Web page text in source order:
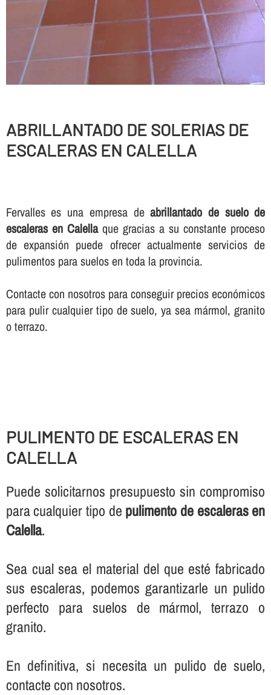
ABRILLANTADO DE SOLERIAS DE
ESCALERAS EN CALELLA
Fervalles es una empresa deabrillantado de suelo de
escaleras en Calellaque gracias a su constante proceso
de expansión puede ofrecer actualmente servicios de
pulimentos para suelos en toda la provincia.
Contacte con nosotros para conseguir precios económicos
para pulir cualquier tipo de suelo, ya sea mármol, granito
o terrazo.
PULIMENTO DE ESCALERAS EN
CALELLA
Puede solicitarnos presupuesto sin compromiso
para cualquier tipo de pulimento de escaleras en
Calella.
Sea cual sea el material del que esté fabricado
sus escaleras, podemos garantizarle un pulido
perfecto para suelos de mármol, terrazo o
granito.
En definitiva, si necesita un pulido de suelo,
contacte con nosotros.